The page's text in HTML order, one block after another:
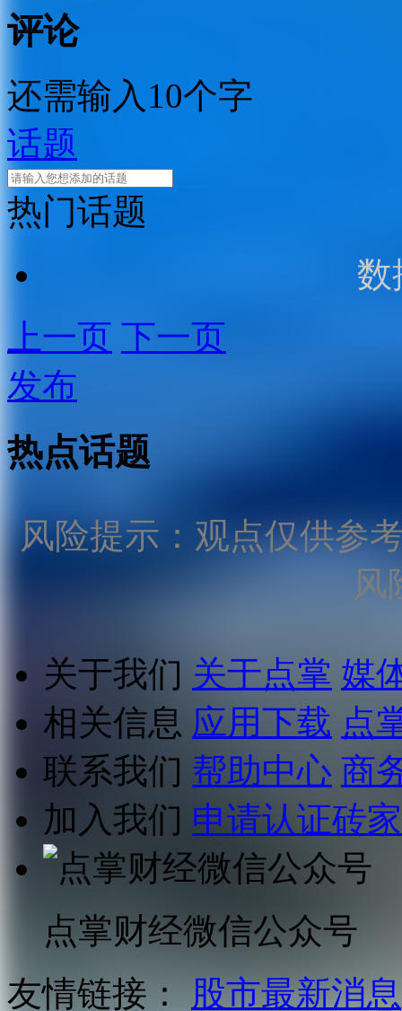
评论
还需输入10个字
话题
热门话题
数
上一页 下一页
发布
热点话题
风险提示：观点仅供参
风
关于我们 关于点掌 媒
相关信息 应用下载 点
联系我们 帮助中心 商
加入我们 申请认证砖家
点掌财经微信公众号
友情链接：
股市最新消息